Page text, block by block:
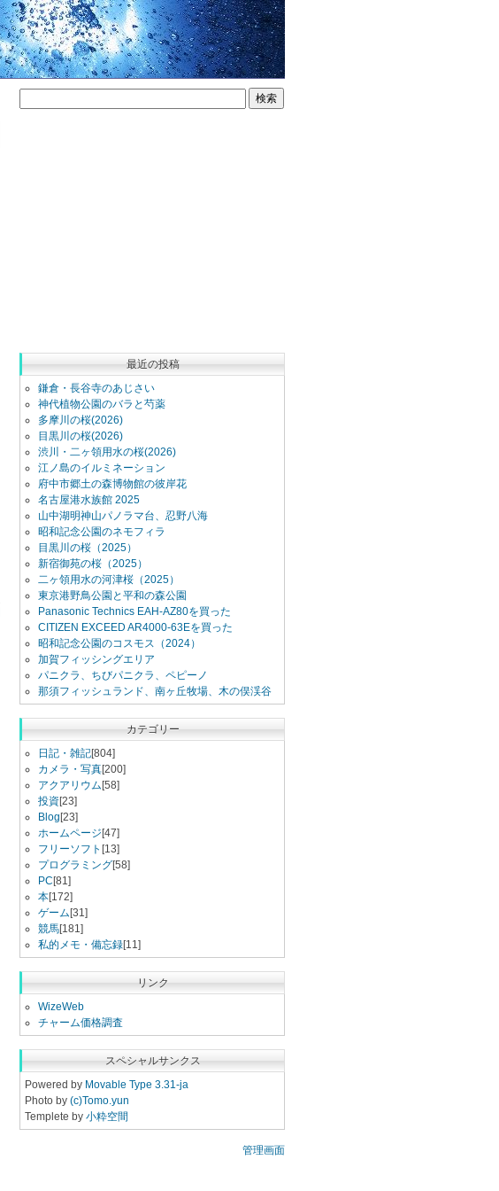
最近の投稿
鎌倉・長谷寺のあじさい
神代植物公園のバラと芍薬
多摩川の桜(2026)
目黒川の桜(2026)
渋川・二ヶ領用水の桜(2026)
江ノ島のイルミネーション
府中市郷土の森博物館の彼岸花
名古屋港水族館 2025
山中湖明神山パノラマ台、忍野八海
昭和記念公園のネモフィラ
目黒川の桜（2025）
新宿御苑の桜（2025）
二ヶ領用水の河津桜（2025）
東京港野鳥公園と平和の森公園
Panasonic Technics EAH-AZ80を買った
CITIZEN EXCEED AR4000-63Eを買った
昭和記念公園のコスモス（2024）
加賀フィッシングエリア
パニクラ、ちびパニクラ、ペピーノ
那須フィッシュランド、南ヶ丘牧場、木の俣渓谷
カテゴリー
日記・雑記[804]
カメラ・写真[200]
アクアリウム [58]
投資[23]
Blog [23]
ホームページ [47]
フリーソフト [13]
プログラミング[58]
PC [81]
本[172]
ゲーム [31]
競馬[181]
私的メモ・備忘録[11]
リンク
WizeWeb
チャーム価格調査
スペシャルサンクス
Powered by Movable Type 3.31-ja
Photo by (c)Tomo.yun
Templete by 小粋空間
管理画面